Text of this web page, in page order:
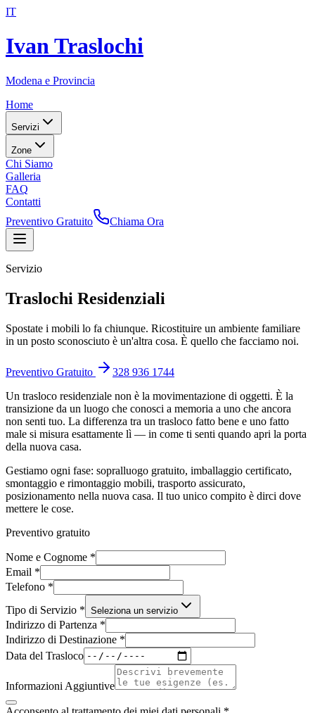
IT
Ivan Traslochi
Modena e Provincia
Home
Servizi
Zone
Chi Siamo
Galleria
FAQ
Contatti
Preventivo Gratuito
Chiama Ora
Servizio
Traslochi Residenziali
Spostate i mobili lo fa chiunque. Ricostituire un ambiente familiare
in un posto sconosciuto è un'altra cosa. È quello che facciamo noi.
Preventivo Gratuito
328 936 1744
Un trasloco residenziale non è la movimentazione di oggetti. È la
transizione da un luogo che conosci a memoria a uno che ancora
non senti tuo. La differenza tra un trasloco fatto bene e uno fatto
male si misura esattamente lì — in come ti senti quando apri la porta
della nuova casa.
Gestiamo ogni fase: sopralluogo gratuito, imballaggio certificato,
smontaggio e rimontaggio mobili, trasporto assicurato,
posizionamento nella nuova casa. Il tuo unico compito è dirci dove
mettere le cose.
Preventivo gratuito
Nome e Cognome *
Email *
Telefono *
Tipo di Servizio * Seleziona un servizio
Indirizzo di Partenza *
Indirizzo di Destinazione *
Data del Trasloco
Informazioni Aggiuntive